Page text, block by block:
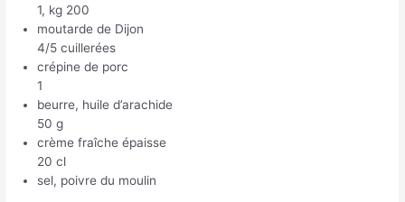
1, kg 200
moutarde de Dijon
4/5 cuillerées
crépine de porc
1
beurre, huile d’arachide
50 g
crème fraîche épaisse
20 cl
sel, poivre du moulin